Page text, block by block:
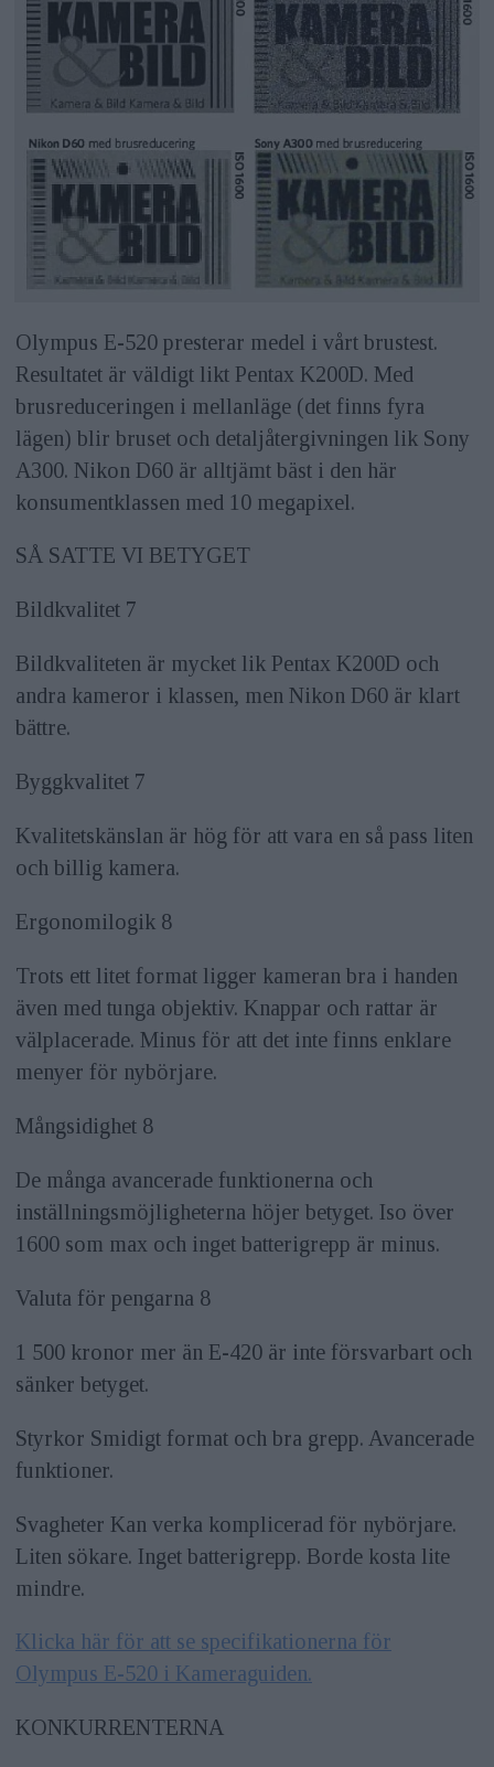
Olympus E-520 presterar medel i vårt brustest.
Resultatet är väldigt likt Pentax K200D. Med
brusreduceringen i mellanläge (det finns fyra
lägen) blir bruset och detaljåtergivningen lik Sony
A300. Nikon D60 är alltjämt bäst i den här
konsumentklassen med 10 megapixel.
SÅ SATTE VI BETYGET
Bildkvalitet 7
Bildkvaliteten är mycket lik Pentax K200D och
andra kameror i klassen, men Nikon D60 är klart
bättre.
Byggkvalitet 7
Kvalitetskänslan är hög för att vara en så pass liten
och billig kamera.
Ergonomilogik 8
Trots ett litet format ligger kameran bra i handen
även med tunga objektiv. Knappar och rattar är
välplacerade. Minus för att det inte finns enklare
menyer för nybörjare.
Mångsidighet 8
De många avancerade funktionerna och
inställningsmöjligheterna höjer betyget. Iso över
1600 som max och inget batterigrepp är minus.
Valuta för pengarna 8
1 500 kronor mer än E-420 är inte försvarbart och
sänker betyget.
Styrkor Smidigt format och bra grepp. Avancerade
funktioner.
Svagheter Kan verka komplicerad för nybörjare.
Liten sökare. Inget batterigrepp. Borde kosta lite
mindre.
Klicka här för att se specifikationerna för
Olympus E-520 i Kameraguiden.
KONKURRENTERNA